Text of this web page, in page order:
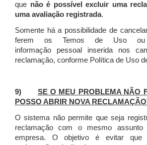
que não é possível excluir uma
uma avaliação registrada.
Somente há a possibilidade de
ferem os Temos de Uso ou
informação pessoal inserida nos
reclamação, conforme Política de Uso
9) SE O MEU PROBLEMA NÃO
POSSO ABRIR NOVA
O sistema não permite que seja
reclamação com o mesmo
empresa. O objetivo é evitar que